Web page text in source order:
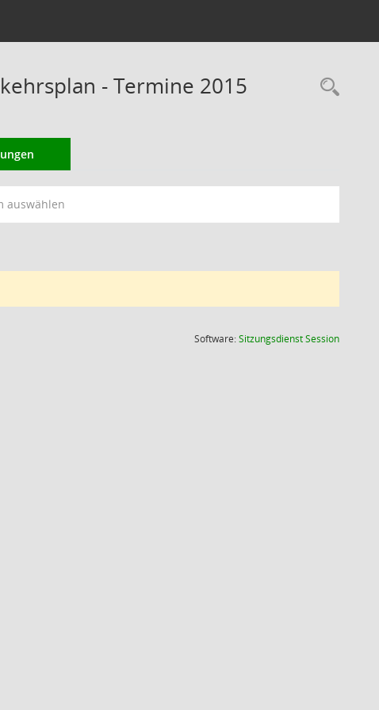
- Termine 2015
auswählen
Software:SitzungsdienstSession(Wird in